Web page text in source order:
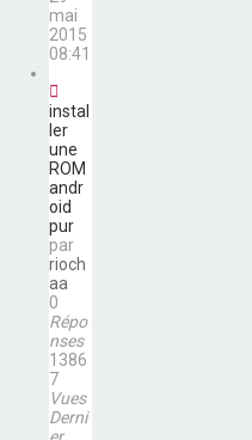
mai
2015
08:41
instal
ler
une
ROM
andr
oid
pur
par
rioch
aa
0
Répo
nses
1386
7
Vues
Derni